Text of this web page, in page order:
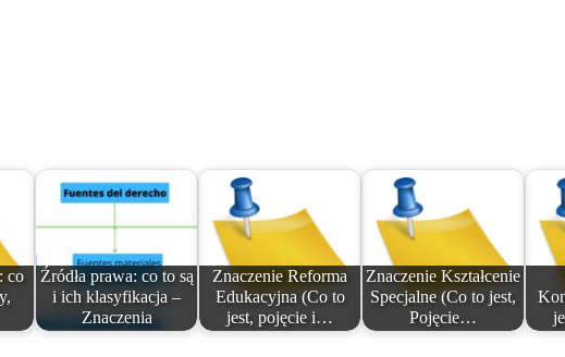
co
Źródła prawa: co to są
i ich klasyfikacja –
Znaczenia
Znaczenie Reforma
Edukacyjna (Co to
jest, pojęcie i…
Znaczenie Kształcenie
Specjalne (Co to jest,
Pojęcie…